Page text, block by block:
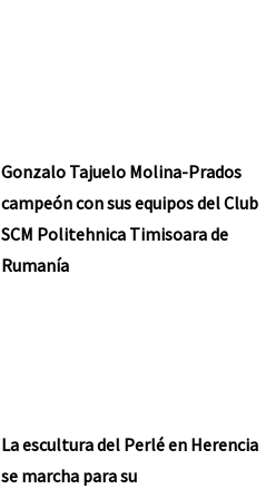
Gonzalo Tajuelo Molina-Prados
campeón con sus equipos del Club
SCM Politehnica Timisoara de
Rumanía
La escultura del Perlé en Herencia
se marcha para su